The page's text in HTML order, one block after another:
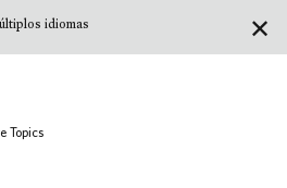
Topics
✕
idiomas